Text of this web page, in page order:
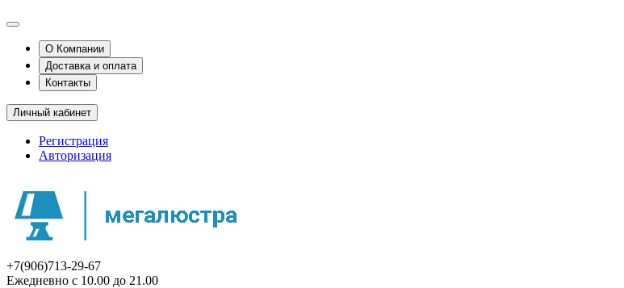
О Компании
Доставка и оплата
Контакты
Личный кабинет
Регистрация
Авторизация
+7(906)713-29-67
Ежедневно с 10.00 до 21.00